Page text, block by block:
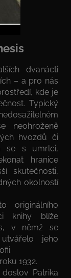
dvanácti
– a pro nás
kde je
Typický
neohroženě
hvozdů či
se s umrlci,
hranice
skutečnosti,
okolností
originálního
knihy blíže
v němž se
jeho
1932.
Patrika